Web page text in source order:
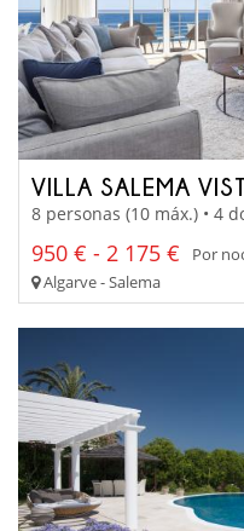
VILLA SALEMA
8 personas (10 máx.) • 4
950 € - 2 175 € Por
Algarve - Salema